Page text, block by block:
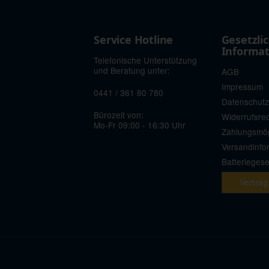
Service Hotline
Telefonische Unterstützung
und Beratung unter:
0441 / 361 80 780
Bürozeit von:
Mo-Fr 09:00 - 16:30 Uhr
AGB
Impressum
Datenschutz